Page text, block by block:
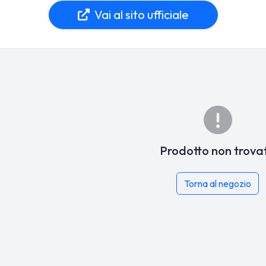
Vai al sito ufficiale
Prodotto non
Torna al negozio